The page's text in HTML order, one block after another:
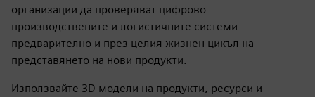
организации да проверяват цифрово
производствените и логистичните системи
предварително и през целия жизнен цикъл на
представянето на нови продукти.
Използвайте 3D модели на продукти, ресурси и